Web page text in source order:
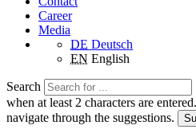
Career
Media
DE Deutsch
EN English
Search
when at least 2 characters are
navigate through the suggestions.